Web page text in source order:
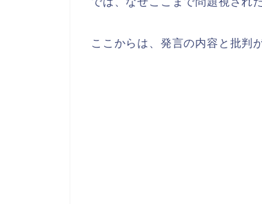
ここからは、発言の内容と批判